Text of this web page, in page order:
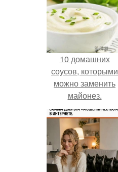
10 домашних
соусов, которыми
можно заменить
майонез.